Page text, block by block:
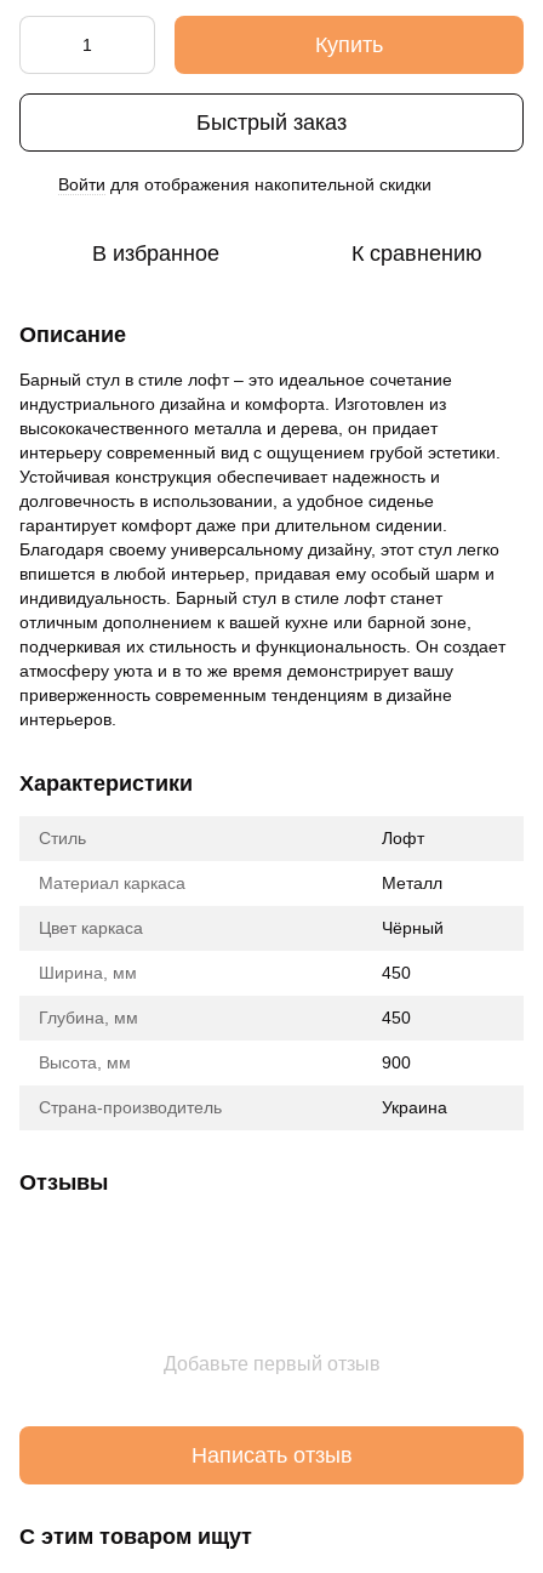
Купить
Быстрый заказ
Войти для отображения накопительной скидки
В избранное К сравнению
Описание
Барный стул в стиле лофт – это идеальное сочетание
индустриального дизайна и комфорта. Изготовлен из
высококачественного металла и дерева, он придает
интерьеру современный вид с ощущением грубой эстетики.
Устойчивая конструкция обеспечивает надежность и
долговечность в использовании, а удобное сиденье
гарантирует комфорт даже при длительном сидении.
Благодаря своему универсальному дизайну, этот стул легко
впишется в любой интерьер, придавая ему особый шарм и
индивидуальность. Барный стул в стиле лофт станет
отличным дополнением к вашей кухне или барной зоне,
подчеркивая их стильность и функциональность. Он создает
атмосферу уюта и в то же время демонстрирует вашу
приверженность современным тенденциям в дизайне
интерьеров.
Характеристики
Стиль Лофт
Материал каркаса Металл
Цвет каркаса Чёрный
Ширина, мм 450
Глубина, мм 450
Высота, мм 900
Страна-производитель Украина
Отзывы
Добавьте первый отзыв
Написать отзыв
С этим товаром ищут